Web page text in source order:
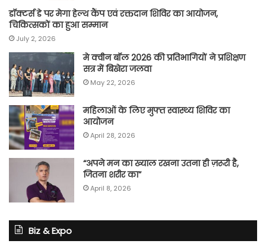
डॉक्टर्स डे पर मेगा हेल्थ कैंप एवं रक्तदान शिविर का आयोजन,
चिकित्सकों का हुआ सम्मान
July 2, 2026
मे क्वीन बॉल 2026 की प्रतिभागियों ने प्रशिक्षण
सत्र में बिखेरा जलवा
May 22, 2026
महिलाओं के लिए मुफ्त स्वास्थ्य शिविर का
आयोजन
April 28, 2026
“अपने मन का ख्याल रखना उतना ही ज़रूरी है,
जितना शरीर का”
April 8, 2026
Biz & Expo